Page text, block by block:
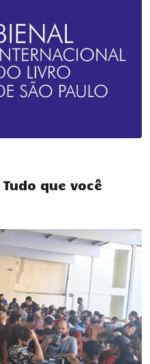
que você